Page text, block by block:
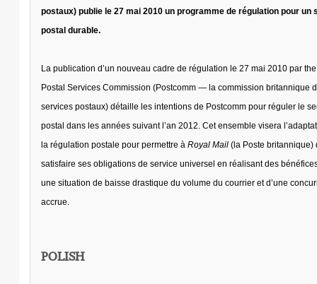
postaux) publie le 27 mai 2010 un programme de régulation pour un
postal durable.
La publication d’un nouveau cadre de régulation le 27 mai 2010 par
Postal Services Commission (Postcomm — la commission britannique
services postaux) détaille les intentions de Postcomm pour réguler le
postal dans les années suivant l’an 2012. Cet ensemble visera
la régulation postale pour permettre àRoyal Mail (la Poste britannique)
satisfaire ses obligations de service universel en réalisant des
une situation de baisse drastique du volume du courrier et d’une
accrue.
POLISH